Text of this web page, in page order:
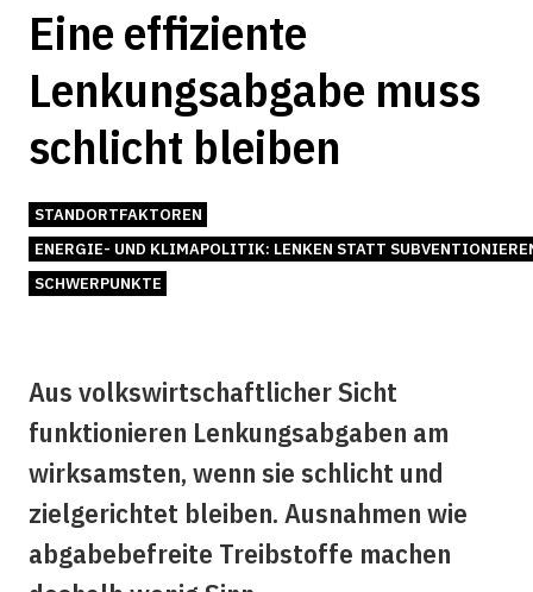
Eine effiziente
Lenkungsabgabe muss
schlicht bleiben
STANDORTFAKTOREN
ENERGIE- UND KLIMAPOLITIK: LENKEN STATT
SCHWERPUNKTE
Aus volkswirtschaftlicher Sicht
funktionieren Lenkungsabgaben am
wirksamsten, wenn sie schlicht und
zielgerichtet bleiben. Ausnahmen wie
abgabebefreite Treibstoffe machen